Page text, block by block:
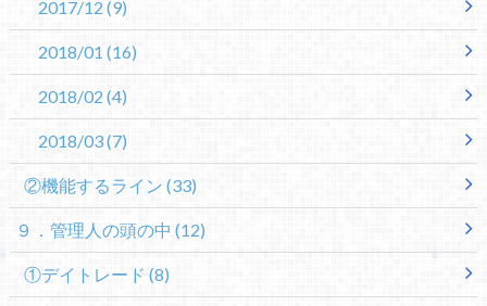
2017/12 (9)
2018/01 (16)
2018/02 (4)
2018/03(7)
②機能するライン (33)
９．管理人の頭の中 (12)
①デイトレード (8)